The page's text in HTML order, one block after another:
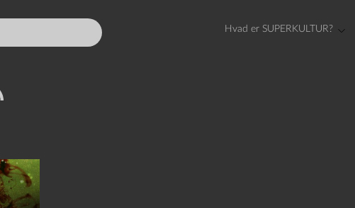
Hvad er SUPERKULTUR?